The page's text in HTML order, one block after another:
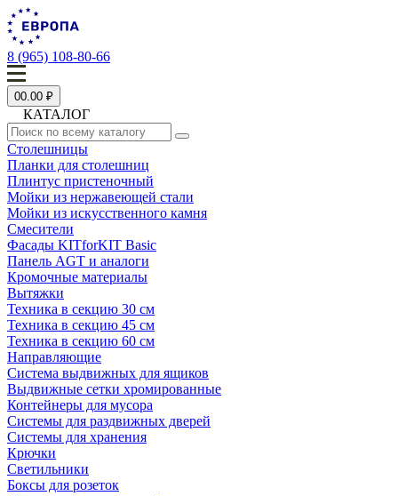
8 (965) 108-80-66
00.00 ₽
КАТАЛОГ
Столешницы
Планки для столешниц
Плинтус пристеночный
Мойки из нержавеющей стали
Мойки из искусственного камня
Смесители
Фасады KITforKIT Basic
Панель AGT и аналоги
Кромочные материалы
Вытяжки
Техника в секцию 30 см
Техника в секцию 45 см
Техника в секцию 60 см
Направляющие
Система выдвижных для ящиков
Выдвижные сетки хромированные
Контейнеры для мусора
Системы для раздвижных дверей
Системы для хранения
Крючки
Светильники
Боксы для розеток